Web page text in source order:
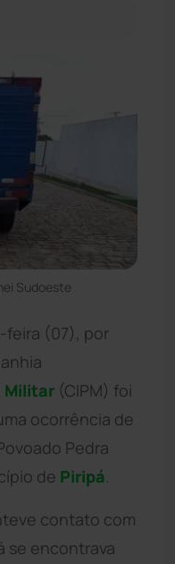
Sudoeste
feira (07), por
Militar (CIPM) foi
ocorrência de
Pedra
de Piripá
contato com
se encontrava